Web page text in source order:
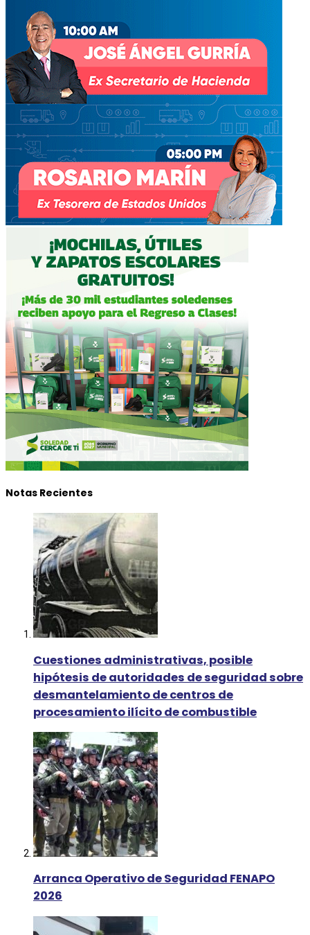
Notas Recientes
Cuestiones administrativas, posible
hipótesis de autoridades de seguridad sobre
desmantelamiento de centros de
procesamiento ilícito de combustible
Arranca Operativo de Seguridad FENAPO
2026